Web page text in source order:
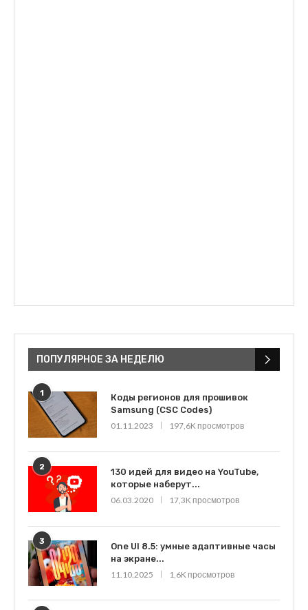
ПОПУЛЯРНОЕ ЗА НЕДЕЛЮ
1
Коды регионов для прошивок
Samsung (CSC Codes)
01.11.2023
197,6K просмотров
2
130 идей для видео на YouTube,
которые наберут...
06.03.2020
17,3K просмотров
3
One UI 8.5: умные адаптивные часы
на экране...
11.10.2025
1,6K просмотров